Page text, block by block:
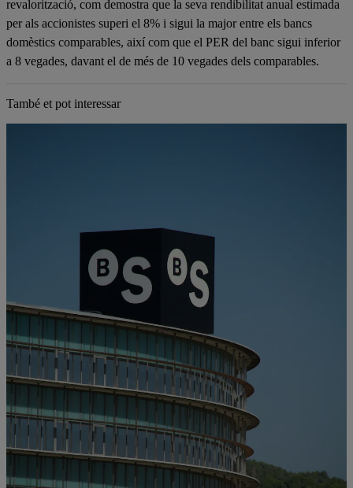
revalorització, com demostra que la seva rendibilitat anual estimada
per als accionistes superi el 8% i sigui la major entre els bancs
domèstics comparables, així com que el PER del banc sigui inferior
a 8 vegades, davant el de més de 10 vegades dels comparables.
També et pot interessar